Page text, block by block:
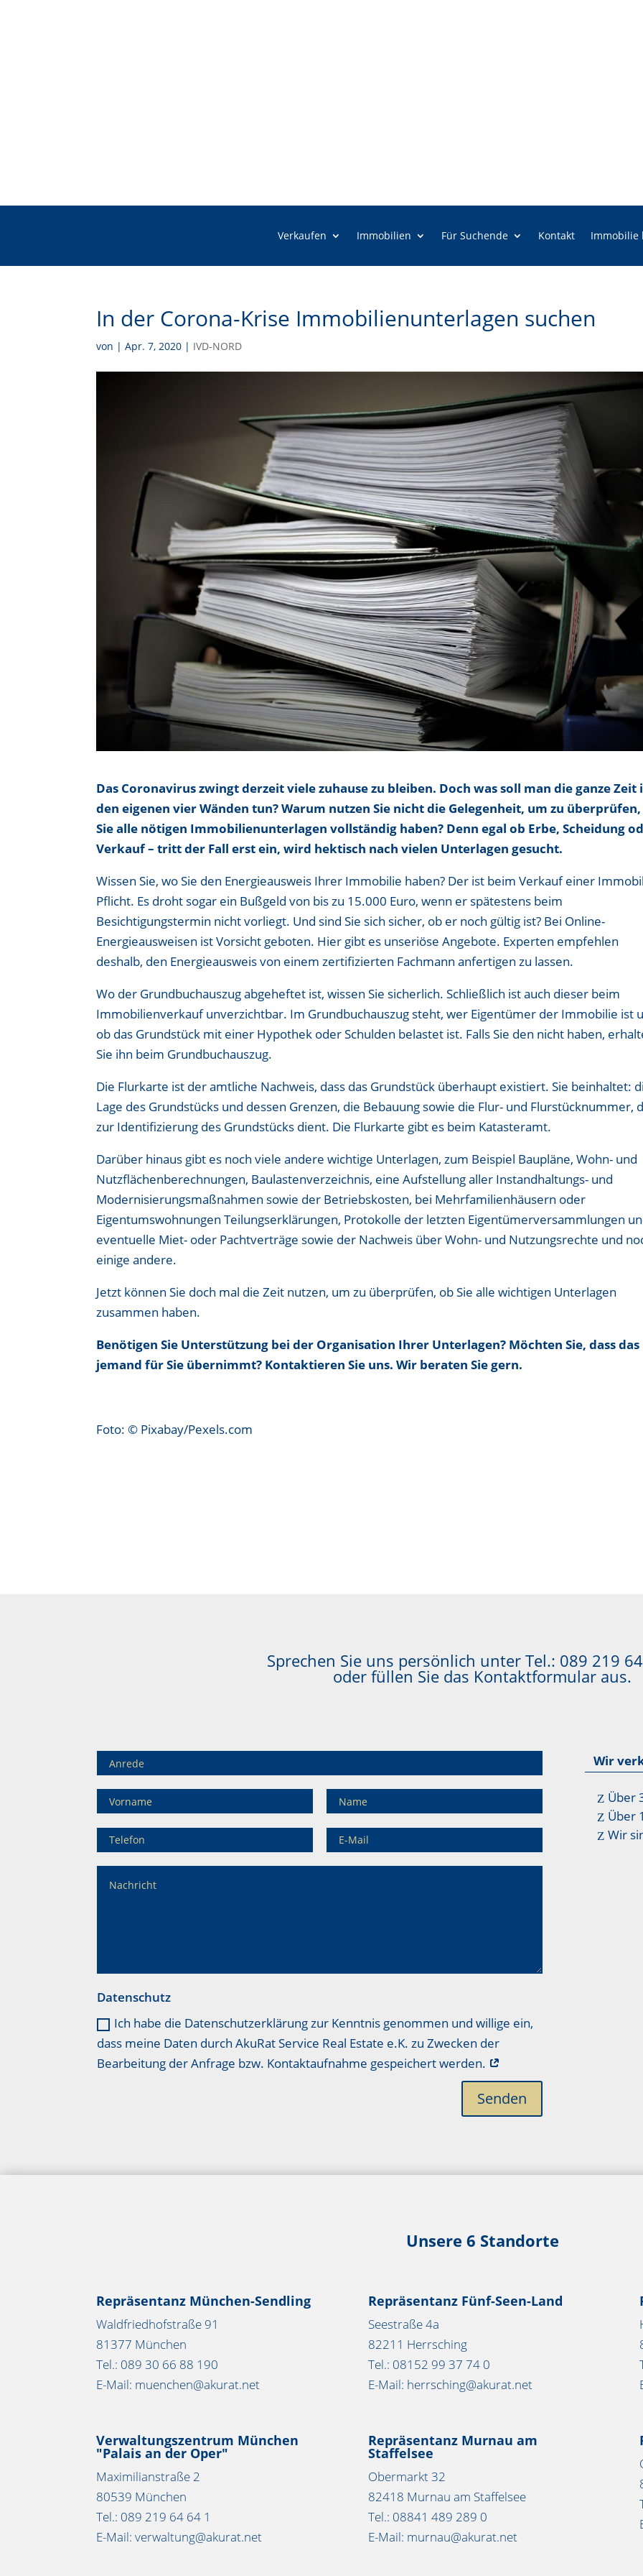
Verkaufen Immobilien Für Suchende Kontakt Immobilie
In der Corona-Krise Immobilienunterlagen suchen
von |Apr. 7, 2020 | IVD-NORD
Das Coronavirus zwingt derzeit viele zuhause zu bleiben. Doch was soll man die ganze Zeit
den eigenen vier Wänden tun? Warum nutzen Sie nicht die Gelegenheit, um zu
Sie alle nötigen Immobilienunterlagen vollständig haben? Denn egal ob Erbe, Scheidung
Verkauf – tritt der Fall erst ein, wird hektisch nach vielen Unterlagen gesucht.
Wissen Sie, wo Sie den Energieausweis Ihrer Immobilie haben? Der ist beim Verkauf einer
Pflicht. Es droht sogar ein Bußgeld von bis zu 15.000 Euro, wenn er spätestens beim
Besichtigungstermin nicht vorliegt. Und sind Sie sich sicher, ob er noch gültig ist? Bei Online-
Energieausweisen ist Vorsicht geboten. Hier gibt es unseriöse Angebote. Experten empfehlen
deshalb, den Energieausweis von einem zertifizierten Fachmann anfertigen zu lassen.
Wo der Grundbuchauszug abgeheftet ist, wissen Sie sicherlich. Schließlich ist auch dieser beim
Immobilienverkauf unverzichtbar. Im Grundbuchauszug steht, wer Eigentümer der Immobilie ist
ob das Grundstück mit einer Hypothek oder Schulden belastet ist. Falls Sie den nicht haben,
Sie ihn beim Grundbuchauszug.
Die Flurkarte ist der amtliche Nachweis, dass das Grundstück überhaupt existiert. Sie beinhaltet:
Lage des Grundstücks und dessen Grenzen, die Bebauung sowie die Flur- und Flurstücknummer,
zur Identifizierung des Grundstücks dient. Die Flurkarte gibt es beim Katasteramt.
Darüber hinaus gibt es noch viele andere wichtige Unterlagen, zum Beispiel Baupläne, Wohn- und
Nutzflächenberechnungen, Baulastenverzeichnis, eine Aufstellung aller Instandhaltungs- und
Modernisierungsmaßnahmen sowie der Betriebskosten, bei Mehrfamilienhäusern oder
Eigentumswohnungen Teilungserklärungen, Protokolle der letzten Eigentümerversammlungen
eventuelle Miet- oder Pachtverträge sowie der Nachweis über Wohn- und Nutzungsrechte und
einige andere.
Jetzt können Sie doch mal die Zeit nutzen, um zu überprüfen, ob Sie alle wichtigen Unterlagen
zusammen haben.
Benötigen Sie Unterstützung bei der Organisation Ihrer Unterlagen? Möchten Sie, dass das
jemand für Sie übernimmt? Kontaktieren Sie uns. Wir beraten Sie gern.
Foto: © Pixabay/Pexels.com
Sprechen Sie uns persönlich unter Tel.: 089 219
oder füllen Sie das Kontaktformular aus.
Datenschutz
Ich habe die Datenschutzerklärung zur Kenntnis genommen und willige ein,
dass meine Daten durch AkuRat Service Real Estate e.K. zu Zwecken der
Bearbeitung der Anfrage bzw. Kontaktaufnahme gespeichert werden.
Senden
Wir
Über
Über
Wir
Unsere 6 Standorte
Repräsentanz München-Sendling
Waldfriedhofstraße 91
81377 München
Tel.: 089 30 66 88 190
E-Mail: muenchen@akurat.net
Repräsentanz Fünf-Seen-Land
Seestraße 4a
82211 Herrsching
Tel.: 08152 99 37 74 0
E-Mail: herrsching@akurat.net
Verwaltungszentrum München
"Palais an der Oper"
Maximilianstraße 2
80539 München
Tel.: 089 219 64 64 1
E-Mail: verwaltung@akurat.net
Repräsentanz Murnau am
Staffelsee
Obermarkt 32
82418 Murnau am Staffelsee
Tel.: 08841 489 289 0
E-Mail: murnau@akurat.net